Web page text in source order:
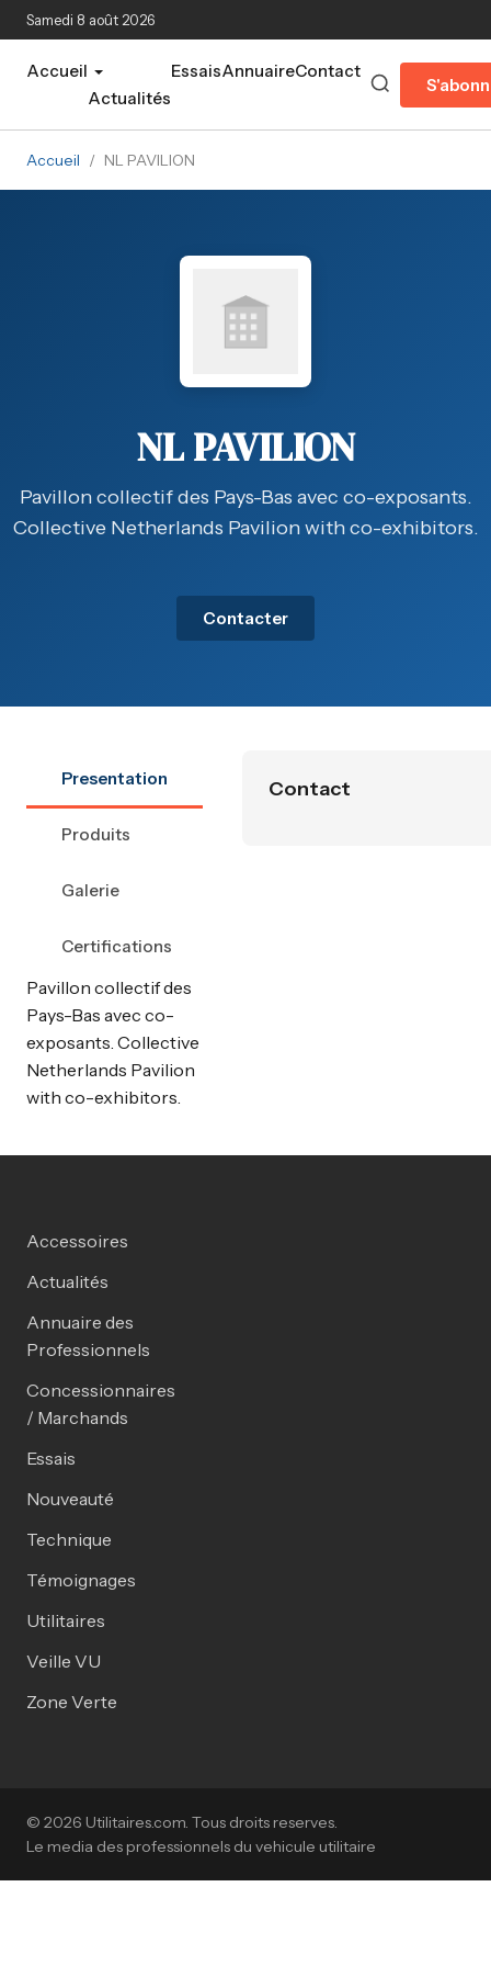
Aller au contenu principal
Samedi 8 août 2026
Accueil
Actualités
EssaisAnnuaireContact
Accueil / NL PAVILION
NL PAVILION
Pavillon collectif des Pays-Bas avec co-exposants.
Collective Netherlands Pavilion with co-exhibitors.
Contacter
Presentation
Produits
Galerie
Certifications
Pavillon collectif des
Pays-Bas avec co-
exposants. Collective
Netherlands Pavilion
with co-exhibitors.
Contact
Accessoires
Actualités
Annuaire des
Professionnels
Concessionnaires
/ Marchands
Essais
Nouveauté
Technique
Témoignages
Utilitaires
Veille VU
Zone Verte
© 2026 Utilitaires.com. Tous droits reserves.
Le media des professionnels du vehicule utilitaire